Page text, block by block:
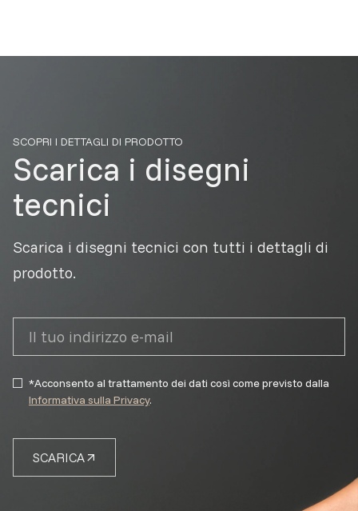
SCOPRI I DETTAGLI DI PRODOTTO
Scarica i disegni
tecnici
Scarica i disegni tecnici con tutti i dettagli di
prodotto.
SCARICA
*Acconsento al trattamento dei dati così come previsto dalla
Informativa sulla Privacy.